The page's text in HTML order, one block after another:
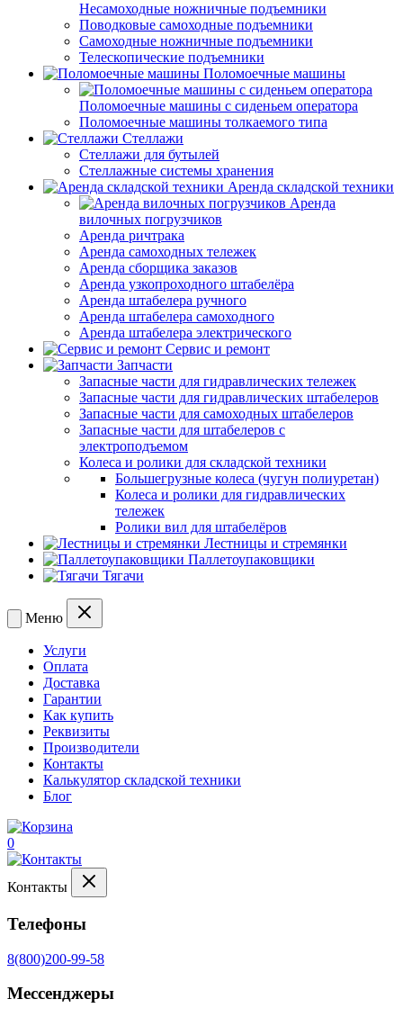
Несамоходные ножничные подъемники
Поводковые самоходные подъемники
Самоходные ножничные подъемники
Телескопические подъемники
Поломоечные машины
Поломоечные машины с сиденьем оператора
Поломоечные машины толкаемого типа
Стеллажи
Стеллажи для бутылей
Стеллажные системы хранения
Аренда складской техники
Аренда
вилочных погрузчиков
Аренда ричтрака
Аренда самоходных тележек
Аренда сборщика заказов
Аренда узкопроходного штабелёра
Аренда штабелера ручного
Аренда штабелера самоходного
Аренда штабелера электрического
Сервис и ремонт
Запчасти
Запасные части для гидравлических тележек
Запасные части для гидравлических штабелеров
Запасные части для самоходных штабелеров
Запасные части для штабелеров с
электроподъемом
Колеса и ролики для складской техники
Большегрузные колеса (чугун полиуретан)
Колеса и ролики для гидравлических
тележек
Ролики вил для штабелёров
Лестницы и стремянки
Паллетоупаковщики
Тягачи
Меню
Услуги
Оплата
Доставка
Гарантии
Как купить
Реквизиты
Производители
Контакты
Калькулятор складской техники
Блог
0
Контакты
Телефоны
8(800)200-99-58
Мессенджеры